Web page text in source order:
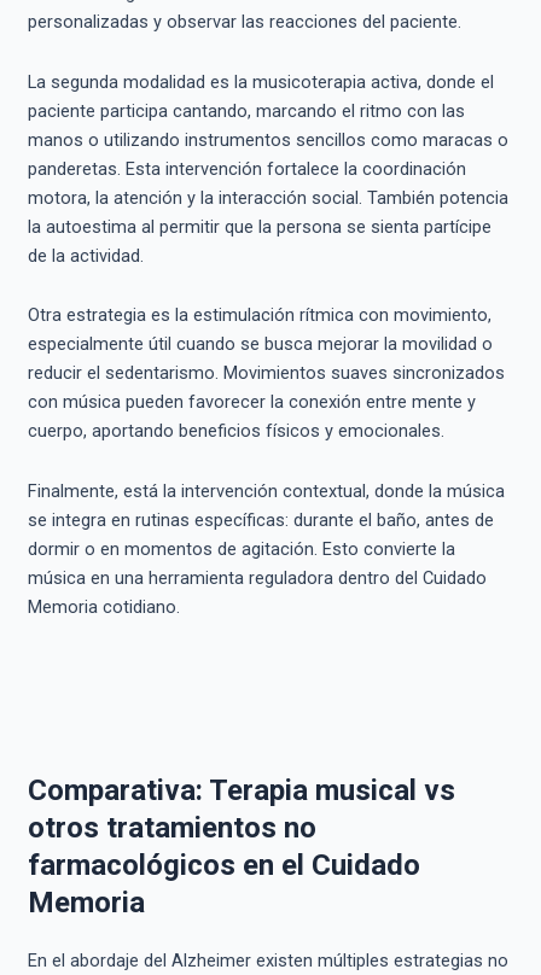
personalizadas y observar las reacciones del paciente.
La segunda modalidad es la musicoterapia activa, donde el
paciente participa cantando, marcando el ritmo con las
manos o utilizando instrumentos sencillos como maracas o
panderetas. Esta intervención fortalece la coordinación
motora, la atención y la interacción social. También potencia
la autoestima al permitir que la persona se sienta partícipe
de la actividad.
Otra estrategia es la estimulación rítmica con movimiento,
especialmente útil cuando se busca mejorar la movilidad o
reducir el sedentarismo. Movimientos suaves sincronizados
con música pueden favorecer la conexión entre mente y
cuerpo, aportando beneficios físicos y emocionales.
Finalmente, está la intervención contextual, donde la música
se integra en rutinas específicas: durante el baño, antes de
dormir o en momentos de agitación. Esto convierte la
música en una herramienta reguladora dentro del Cuidado
Memoria cotidiano.
Comparativa: Terapia musical vs
otros tratamientos no
farmacológicos en el Cuidado
Memoria
En el abordaje del Alzheimer existen múltiples estrategias no